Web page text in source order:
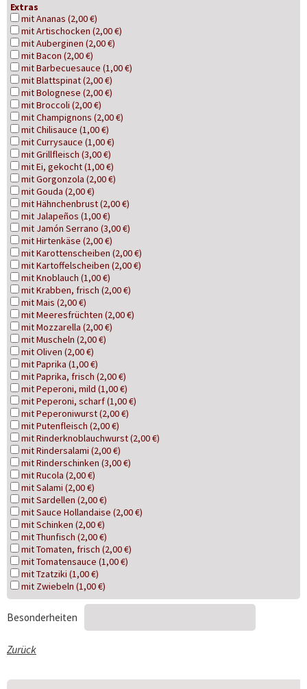
Extras
mit Ananas (2,00 €)
mit Artischocken (2,00 €)
mit Auberginen (2,00 €)
mit Bacon (2,00 €)
mit Barbecuesauce (1,00 €)
mit Blattspinat (2,00 €)
mit Bolognese (2,00 €)
mit Broccoli (2,00 €)
mit Champignons (2,00 €)
mit Chilisauce (1,00 €)
mit Currysauce (1,00 €)
mit Grillfleisch (3,00 €)
mit Ei, gekocht (1,00 €)
mit Gorgonzola (2,00 €)
mit Gouda (2,00 €)
mit Hähnchenbrust (2,00 €)
mit Jalapeños (1,00 €)
mit Jamón Serrano (3,00 €)
mit Hirtenkäse (2,00 €)
mit Karottenscheiben (2,00 €)
mit Kartoffelscheiben (2,00 €)
mit Knoblauch (1,00 €)
mit Krabben, frisch (2,00 €)
mit Mais (2,00 €)
mit Meeresfrüchten (2,00 €)
mit Mozzarella (2,00 €)
mit Muscheln (2,00 €)
mit Oliven (2,00 €)
mit Paprika (1,00 €)
mit Paprika, frisch (2,00 €)
mit Peperoni, mild (1,00 €)
mit Peperoni, scharf (1,00 €)
mit Peperoniwurst (2,00 €)
mit Putenfleisch (2,00 €)
mit Rinderknoblauchwurst (2,00 €)
mit Rindersalami (2,00 €)
mit Rinderschinken (3,00 €)
mit Rucola (2,00 €)
mit Salami (2,00 €)
mit Sardellen (2,00 €)
mit Sauce Hollandaise (2,00 €)
mit Schinken (2,00 €)
mit Thunfisch (2,00 €)
mit Tomaten, frisch (2,00 €)
mit Tomatensauce (1,00 €)
mit Tzatziki (1,00 €)
mit Zwiebeln (1,00 €)
Besonderheiten
Zurück